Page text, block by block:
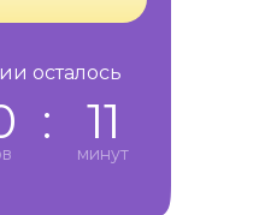
осталось
: 11
минут